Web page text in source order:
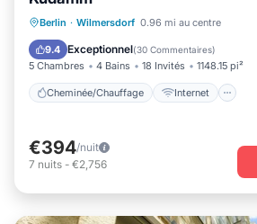
Berlin · Wilmersdorf 0.96 mi au centre
9.4 Exceptionnel(30 Commentaires)
5 Chambres 4 Bains 18 Invités 1148.15 pi²
Cheminée/Chauffage Internet
Cheminée/Chauffage
Adapté aux enfants
Bar
€394/nuit
7 nuits - €2,756